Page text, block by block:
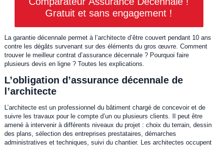
Gratuit et sans engagement !
La garantie décennale permet à l’architecte d’être couvert pendant 10 ans
contre les dégâts survenant sur des éléments du gros œuvre. Comment
trouver le meilleur contrat d’assurance décennale ? Pourquoi faire
plusieurs devis en ligne ? Toutes les explications.
L’obligation d’assurance décennale de
l’architecte
L’architecte est un professionnel du bâtiment chargé de concevoir et de
suivre les travaux pour le compte d’un ou plusieurs clients. Il peut être
amené à intervenir à différents niveaux du projet : choix du terrain, dessin
des plans, sélection des entreprises prestataires, démarches
administratives et techniques, suivi du chantier. Les architectes occupent